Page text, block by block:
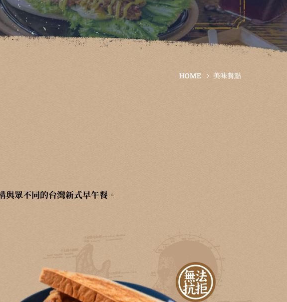
HOME 美味餐點
眾不同的台灣新式早午餐。